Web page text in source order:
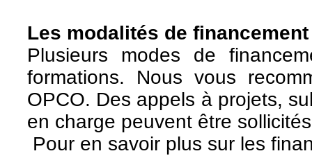
Les modalités de
Plusieurs modes de
formations. Nous vous
OPCO. Des appels à projets,
en charge peuvent être
Pour en savoir plus sur les